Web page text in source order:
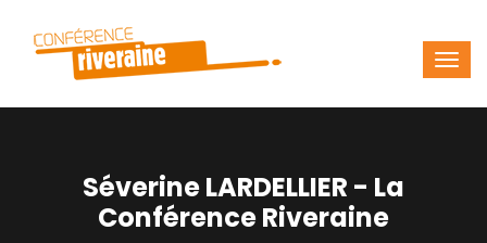
Séverine LARDELLIER - La
Conférence Riveraine